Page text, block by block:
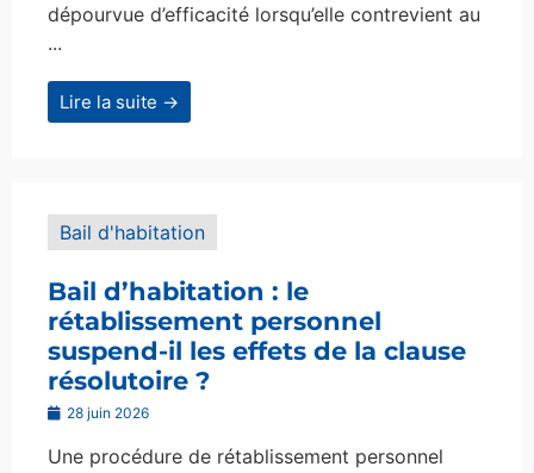
dépourvue d’efficacité lorsqu’elle contrevient au
...
Lire la suite →
Bail d'habitation
Bail d’habitation : le
rétablissement personnel
suspend-il les effets de la clause
résolutoire ?
28 juin 2026
Une procédure de rétablissement personnel